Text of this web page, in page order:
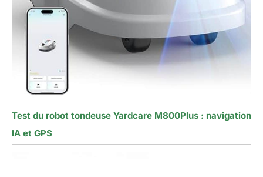
Test du robot tondeuse Yardcare M800Plus : navigation
IA et GPS